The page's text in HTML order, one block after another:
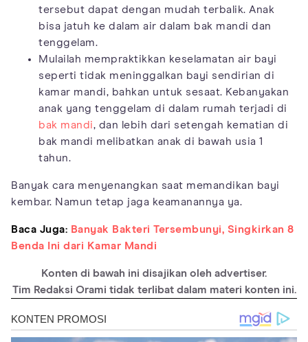
tersebut dapat dengan mudah terbalik. Anak
bisa jatuh ke dalam air dalam bak mandi dan
tenggelam.
Mulailah mempraktikkan keselamatan air bayi
seperti tidak meninggalkan bayi sendirian di
kamar mandi, bahkan untuk sesaat. Kebanyakan
anak yang tenggelam di dalam rumah terjadi di
bak mandi, dan lebih dari setengah kematian di
bak mandi melibatkan anak di bawah usia 1
tahun.
Banyak cara menyenangkan saat memandikan bayi
kembar. Namun tetap jaga keamanannya ya.
Baca Juga: Banyak Bakteri Tersembunyi, Singkirkan 8
Benda Ini dari Kamar Mandi
Konten di bawah ini disajikan oleh advertiser.
Tim Redaksi Orami tidak terlibat dalam materi konten ini.